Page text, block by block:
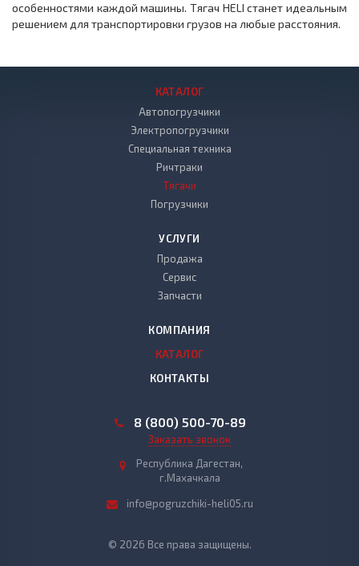
особенностями каждой машины. Тягач HELI станет идеальным
решением для транспортировки грузов на любые расстояния.
КАТАЛОГ
Автопогрузчики
Электропогрузчики
Специальная техника
Ричтраки
Тягачи
Погрузчики
УСЛУГИ
Продажа
Сервис
Запчасти
КОМПАНИЯ
КАТАЛОГ
КОНТАКТЫ
8 (800) 500-70-89
Заказать звонок
Республика Дагестан,
г.Махачкала
info@pogruzchiki-heli05.ru
© 2026 Все права защищены.